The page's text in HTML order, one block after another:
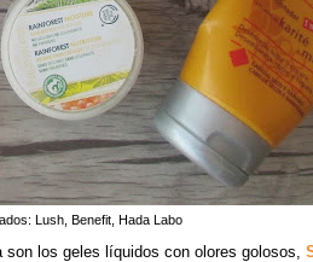
Lush, Benefit, Hada Labo
los geles líquidos con olores golosos,